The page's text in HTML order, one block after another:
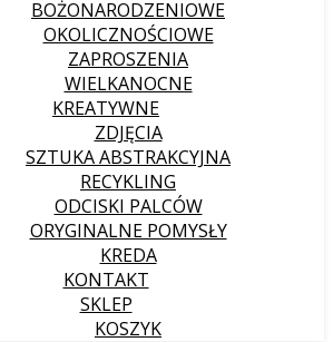
BOŻONARODZENIOWE
OKOLICZNOŚCIOWE
ZAPROSZENIA
WIELKANOCNE
KREATYWNE
ZDJĘCIA
SZTUKA ABSTRAKCYJNA
RECYKLING
ODCISKI PALCÓW
ORYGINALNE POMYSŁY
KREDA
KONTAKT
SKLEP
KOSZYK